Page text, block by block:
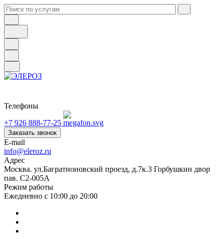
Телефоны
+7 926 888-77-25
Заказать звонок
E-mail
info@eleroz.ru
Адрес
Москва. ул.Багратионовский проезд, д.7к.3 Горбушкин двор
пав. C2-005A
Режим работы
Ежедневно с 10:00 до 20:00